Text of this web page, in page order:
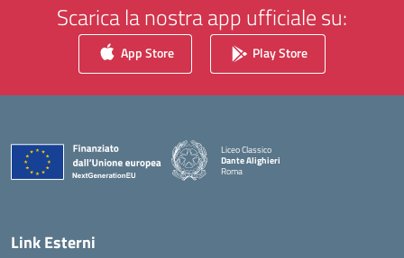
Scarica la nostra app ufficiale su:
App Store Play Store
Liceo Classico
Dante Alighieri
Roma
Link Esterni